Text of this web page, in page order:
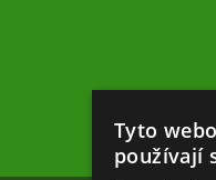
Tyto
používají